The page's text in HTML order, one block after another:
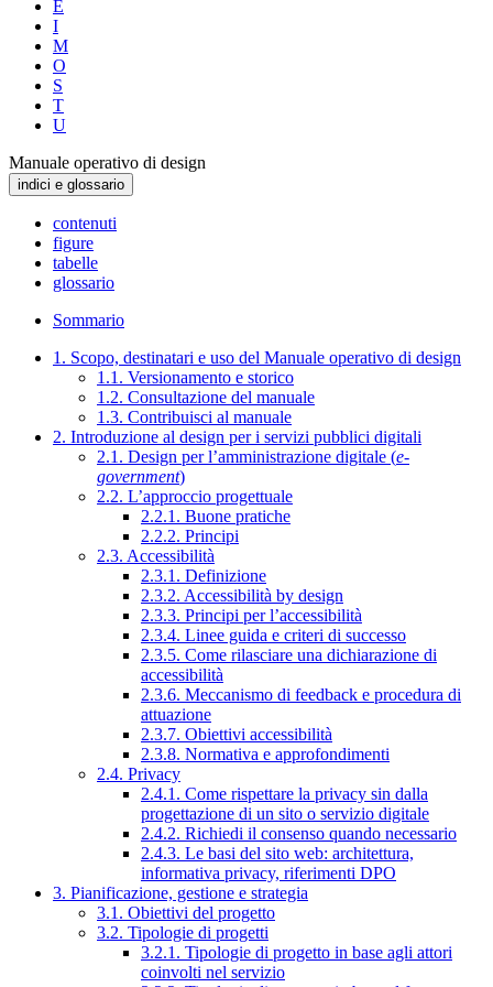
E
I
M
O
S
T
U
Manuale operativo di design
indici e glossario
contenuti
figure
tabelle
glossario
Sommario
1. Scopo, destinatari e uso del Manuale operativo di design
1.1. Versionamento e storico
1.2. Consultazione del manuale
1.3. Contribuisci al manuale
2. Introduzione al design per i servizi pubblici digitali
2.1. Design per l’amministrazione digitale (e-
government)
2.2. L’approccio progettuale
2.2.1. Buone pratiche
2.2.2. Principi
2.3. Accessibilità
2.3.1. Definizione
2.3.2. Accessibilità by design
2.3.3. Principi per l’accessibilità
2.3.4. Linee guida e criteri di successo
2.3.5. Come rilasciare una dichiarazione di
accessibilità
2.3.6. Meccanismo di feedback e procedura di
attuazione
2.3.7. Obiettivi accessibilità
2.3.8. Normativa e approfondimenti
2.4. Privacy
2.4.1. Come rispettare la privacy sin dalla
progettazione di un sito o servizio digitale
2.4.2. Richiedi il consenso quando necessario
2.4.3. Le basi del sito web: architettura,
informativa privacy, riferimenti DPO
3. Pianificazione, gestione e strategia
3.1. Obiettivi del progetto
3.2. Tipologie di progetti
3.2.1. Tipologie di progetto in base agli attori
coinvolti nel servizio